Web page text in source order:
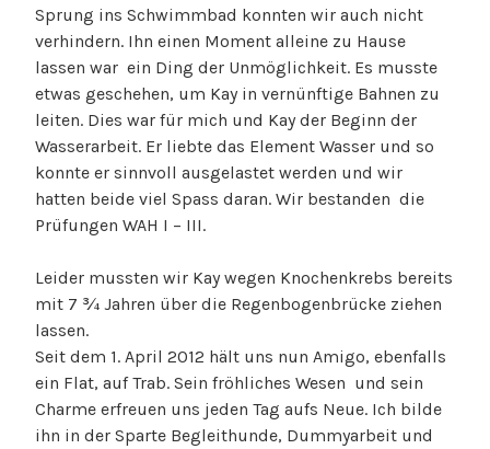
Sprung ins Schwimmbad konnten wir auch nicht
verhindern. Ihn einen Moment alleine zu Hause
lassen war ein Ding der Unmöglichkeit. Es musste
etwas geschehen, um Kay in vernünftige Bahnen zu
leiten. Dies war für mich und Kay der Beginn der
Wasserarbeit. Er liebte das Element Wasser und so
konnte er sinnvoll ausgelastet werden und wir
hatten beide viel Spass daran. Wir bestanden die
Prüfungen WAH I – III.
Leider mussten wir Kay wegen Knochenkrebs bereits
mit 7 ¾ Jahren über die Regenbogenbrücke ziehen
lassen.
Seit dem 1. April 2012 hält uns nun Amigo, ebenfalls
ein Flat, auf Trab. Sein fröhliches Wesen und sein
Charme erfreuen uns jeden Tag aufs Neue. Ich bilde
ihn in der Sparte Begleithunde, Dummyarbeit und